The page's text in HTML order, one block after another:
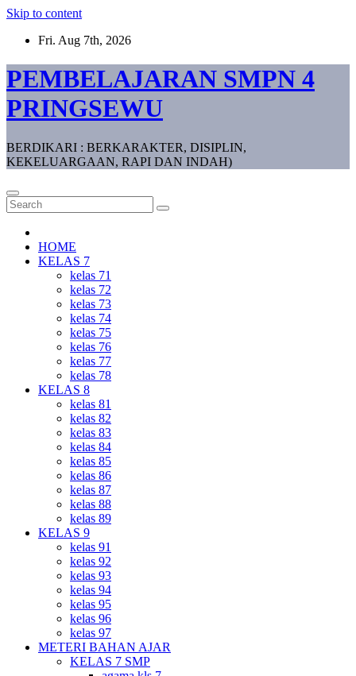
Skip to content
Fri. Aug 7th, 2026
PEMBELAJARAN SMPN 4
PRINGSEWU
BERDIKARI : BERKARAKTER, DISIPLIN,
KEKELUARGAAN, RAPI DAN INDAH)
HOME
KELAS 7
kelas 71
kelas 72
kelas 73
kelas 74
kelas 75
kelas 76
kelas 77
kelas 78
KELAS 8
kelas 81
kelas 82
kelas 83
kelas 84
kelas 85
kelas 86
kelas 87
kelas 88
kelas 89
KELAS 9
kelas 91
kelas 92
kelas 93
kelas 94
kelas 95
kelas 96
kelas 97
METERI BAHAN AJAR
KELAS 7 SMP